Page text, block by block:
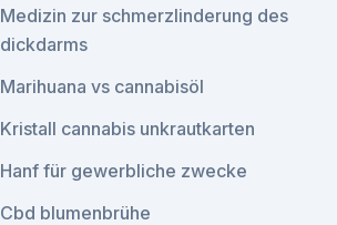
Medizin zur schmerzlinderung des
dickdarms
Marihuana vs cannabisöl
Kristall cannabis unkrautkarten
Hanf für gewerbliche zwecke
Cbd blumenbrühe